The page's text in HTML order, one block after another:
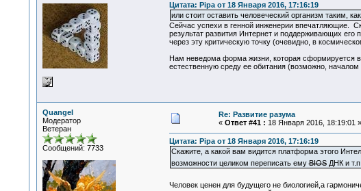
Цитата: Pipa от 18 Января 2016, 17:16:19
или стоит оставить человеческий организм таким,
Сейчас успехи в генной инженерии впечатляющие.
результат развития Интернет и поддерживающих
через эту критическую точку (очевидно, в
Нам неведома форма жизни, которая сформируется в
естественную среду ее обитания (возможно,
Quangel
Модератор
Ветеран
Сообщений: 7733
Re: Развитие разума
« Ответ #41 : 18 Января 2016, 18:19:01 »
Цитата: Pipa от 18 Января 2016, 17:16:19
Скажите, а какой вам видится платформа этого
возможности целиком переписать емуBIOSДНК и
Человек ценен для будущего не биологией,а